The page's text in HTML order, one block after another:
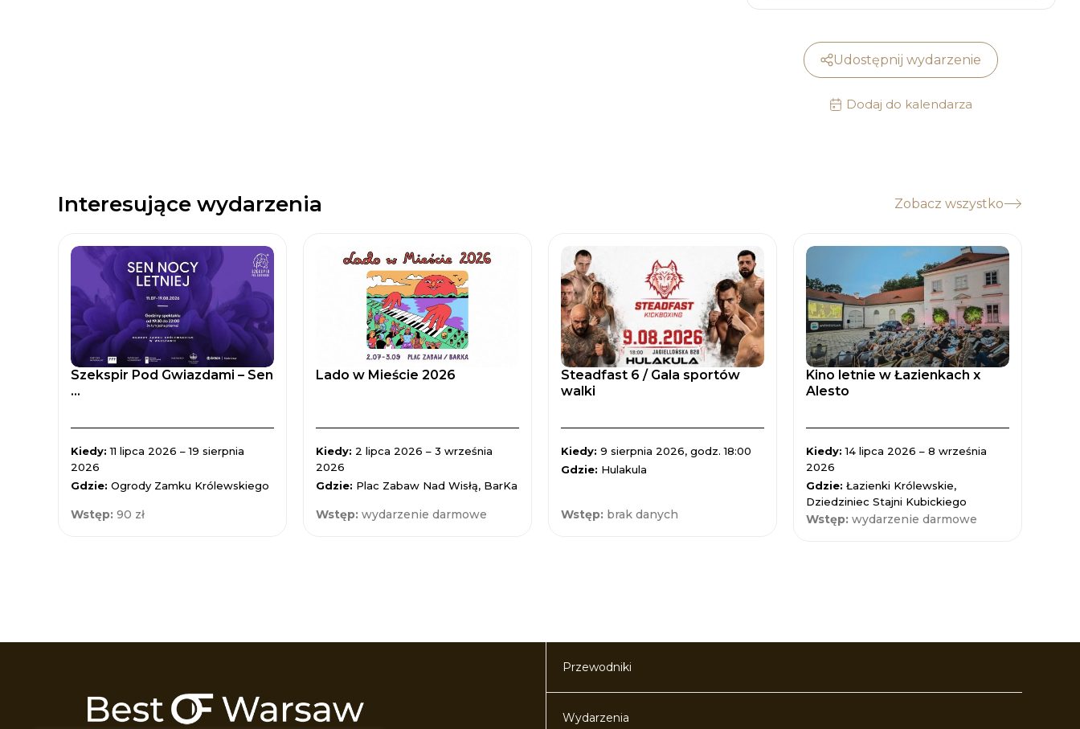
Udostępnij wydarzenie
Dodaj do kalendarza
Interesujące wydarzenia Zobacz wszystko
Szekspir Pod Gwiazdami – Sen
...
Kiedy:11 lipca 2026 – 19 sierpnia
2026
Gdzie: Ogrody Zamku Królewskiego
Wstęp: 90 zł
Lado w Mieście 2026
Kiedy: 2 lipca 2026 – 3 września
2026
Gdzie: Plac Zabaw Nad Wisłą, BarKa
Wstęp: wydarzenie darmowe
Steadfast 6 / Gala sportów
walki
Kiedy: 9 sierpnia 2026, godz. 18:00
Gdzie: Hulakula
Wstęp: brak danych
Kino letnie w Łazienkach x
Alesto
Kiedy:14 lipca 2026 – 8 września
2026
Gdzie: Łazienki Królewskie,
Dziedziniec Stajni Kubickiego
Wstęp: wydarzenie darmowe
Przewodniki
Wydarzenia